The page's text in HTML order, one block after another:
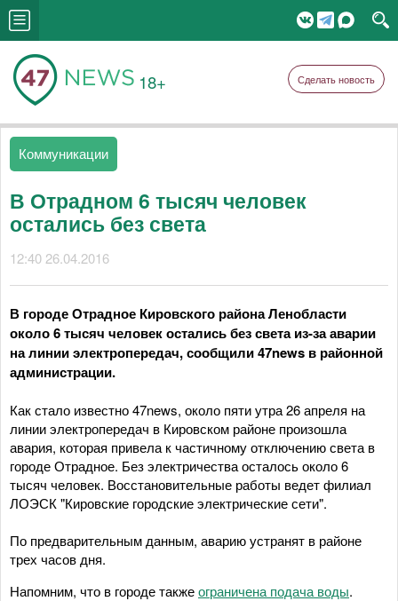
18+ Сделать новость
Коммуникации
В Отрадном 6 тысяч человек
остались без света
12:40 26.04.2016
В городе Отрадное Кировского района Ленобласти
около 6 тысяч человек остались без света из-за аварии
на линии электропередач, сообщили 47news в районной
администрации.
Как стало известно 47news, около пяти утра 26 апреля на
линии электропередач в Кировском районе произошла
авария, которая привела к частичному отключению света в
городе Отрадное. Без электричества осталось около 6
тысяч человек. Восстановительные работы ведет филиал
ЛОЭСК "Кировские городские электрические сети".
По предварительным данным, аварию устранят в районе
трех часов дня.
Напомним, что в городе такжеограничена подача воды.